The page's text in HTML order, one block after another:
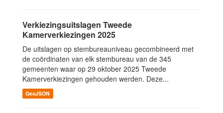
Verkiezingsuitslagen Tweede
Kamerverkiezingen 2025
De uitslagen op stembureauniveau gecombineerd met
de coördinaten van elk stembureau van de 345
gemeenten waar op 29 oktober 2025 Tweede
Kamerverkiezingen gehouden werden. Deze...
GeoJSON